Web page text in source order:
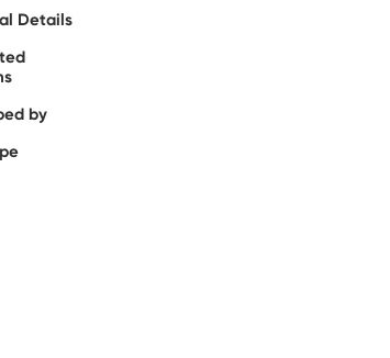
Details
by